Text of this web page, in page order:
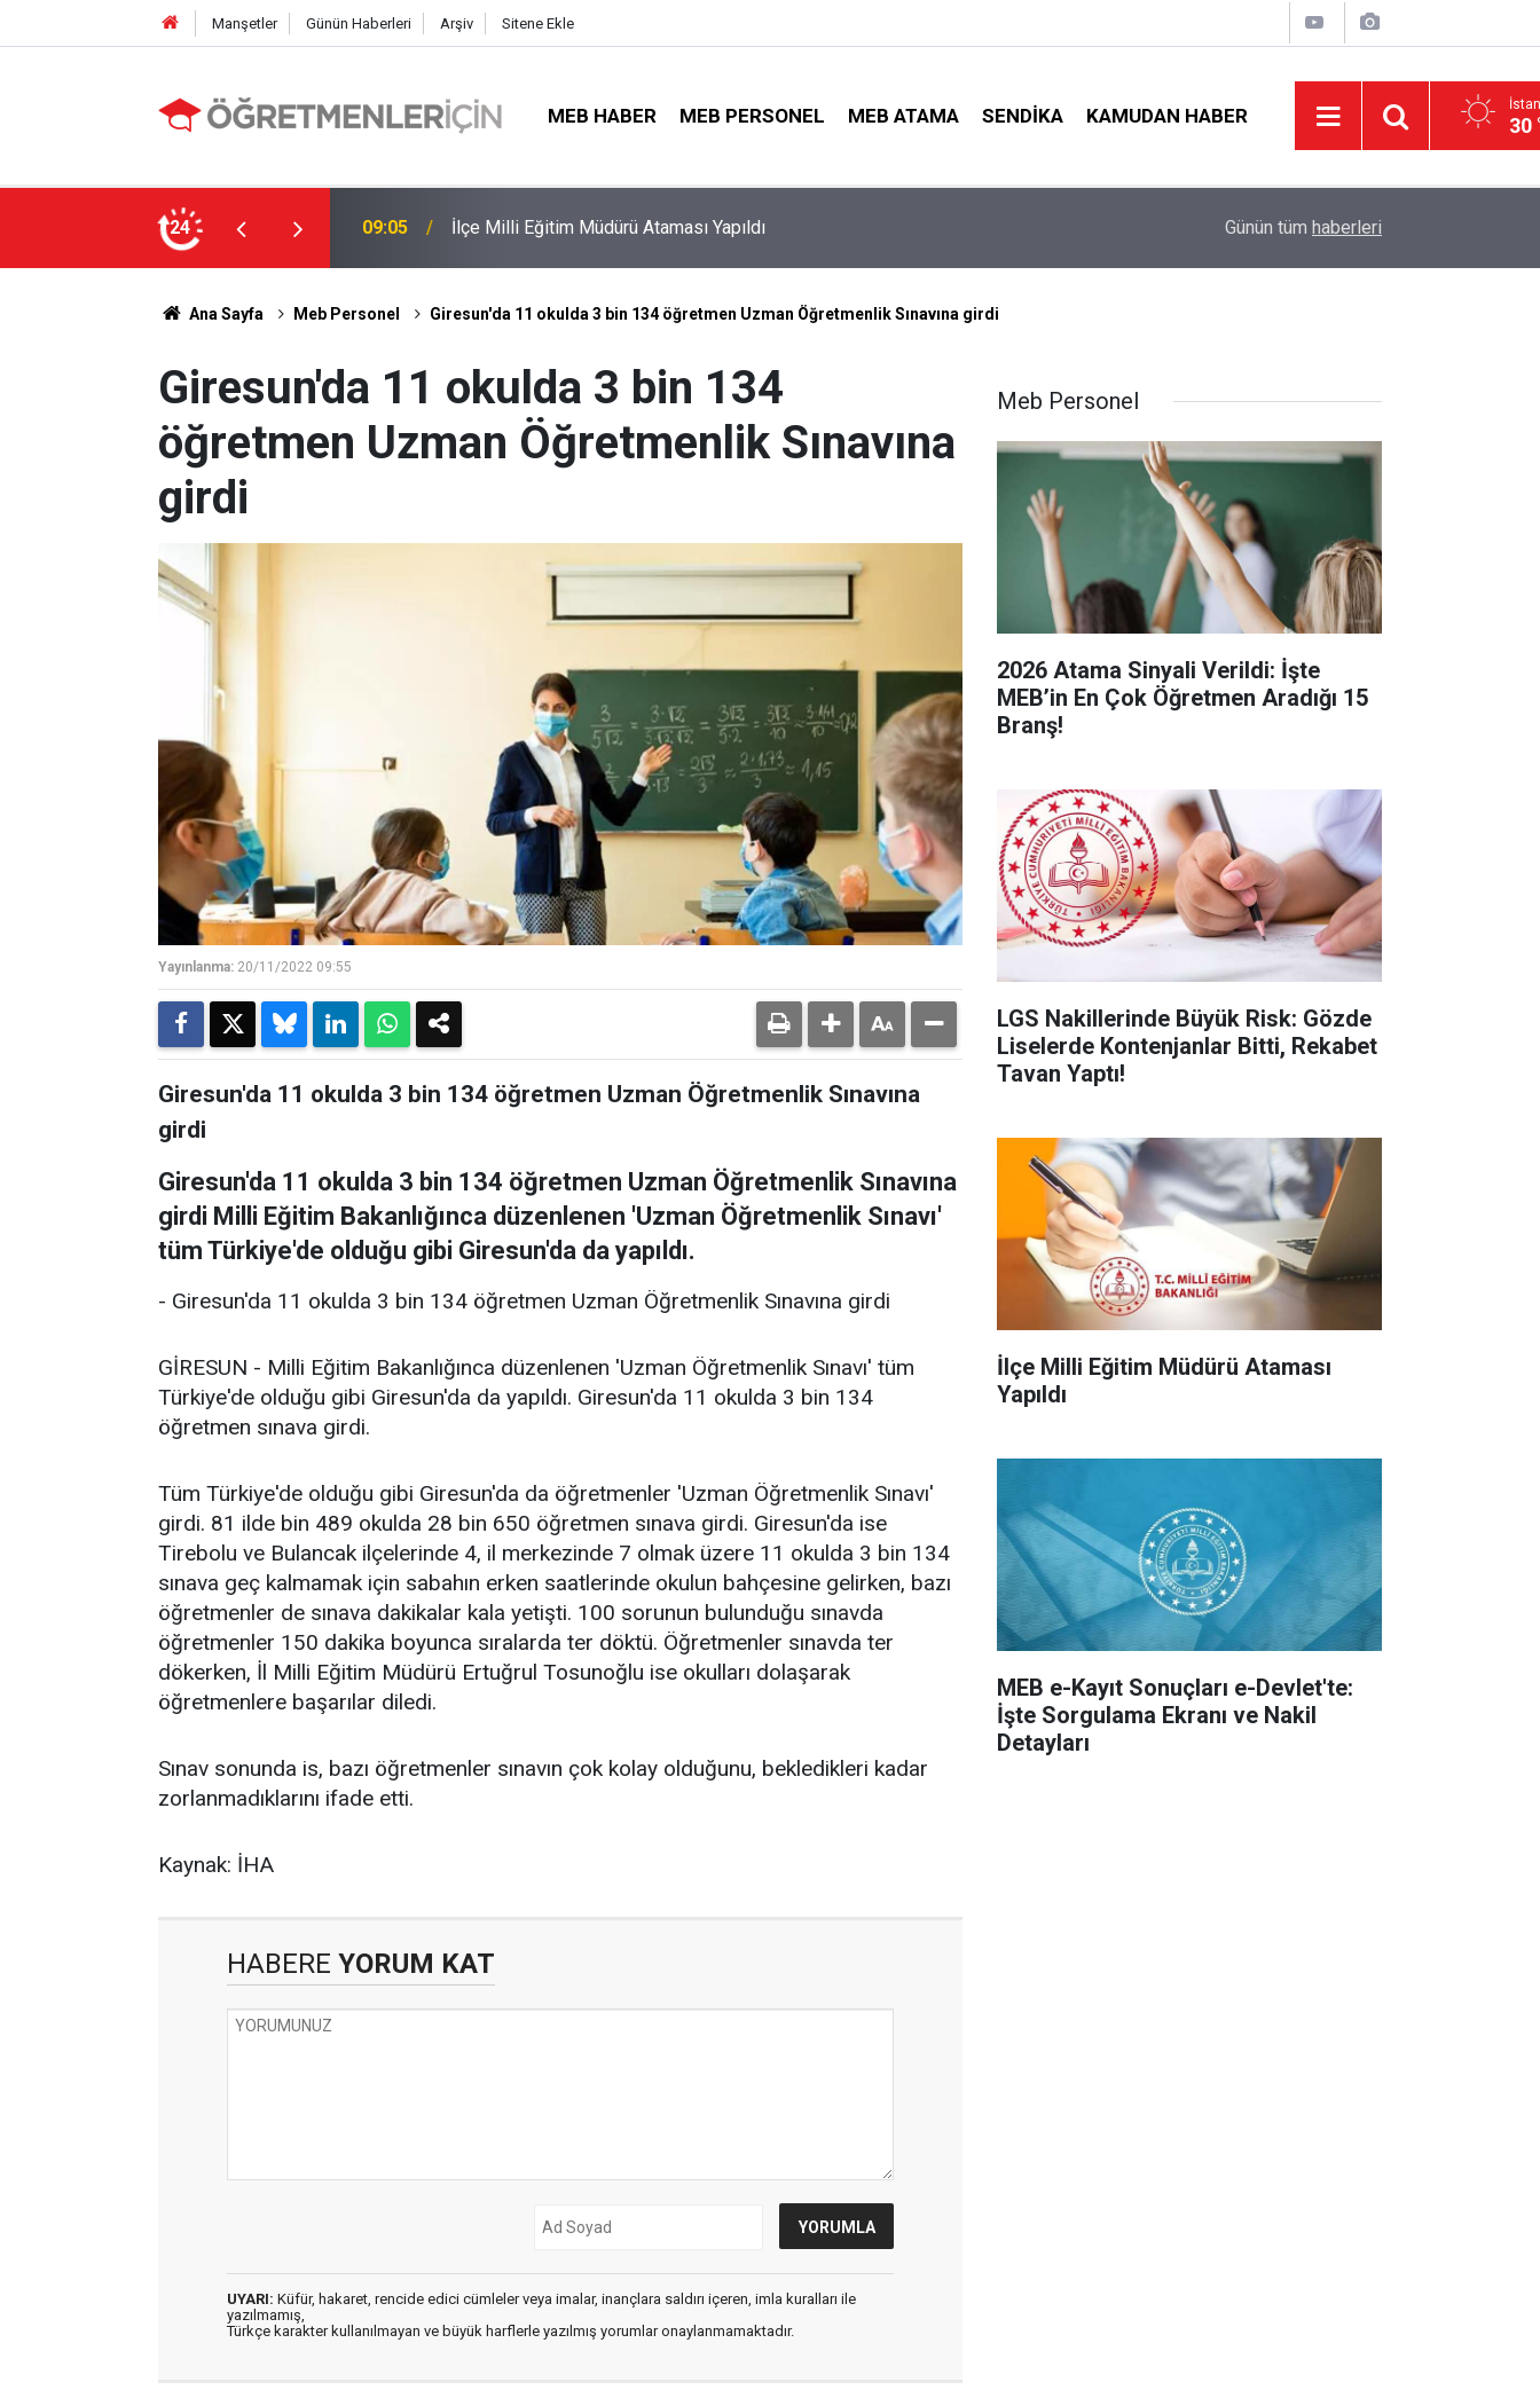
Manşetler Günün Haberleri Arşiv Sitene Ekle
MEB HABER MEB PERSONEL MEB ATAMA SENDIKA KAMUDAN HABER 30
24 19:00 MEB e-Kayıt Sonuçları e-Devlet'te: İşte Sorgulama Ekranı ve Nakil Detayları 4 Branşta Öğretmenleri Norm Fazlası
Günün tüm haberleri
Ana Sayfa Meb Personel Giresun'da 11 okulda 3 bin 134 öğretmen Uzman Öğretmenlik Sınavına girdi
Giresun'da 11 okulda 3 bin 134
öğretmen Uzman Öğretmenlik Sınavına
girdi
Yayınlanma: 20/11/2022 09:55
Giresun'da 11 okulda 3 bin 134 öğretmen Uzman Öğretmenlik Sınavına
girdi
Giresun'da 11 okulda 3 bin 134 öğretmen Uzman Öğretmenlik Sınavına
girdi Milli Eğitim Bakanlığınca düzenlenen 'Uzman Öğretmenlik Sınavı'
tüm Türkiye'de olduğu gibi Giresun'da da yapıldı.
- Giresun'da 11 okulda 3 bin 134 öğretmen Uzman Öğretmenlik Sınavına girdi
GİRESUN - Milli Eğitim Bakanlığınca düzenlenen 'Uzman Öğretmenlik Sınavı' tüm
Türkiye'de olduğu gibi Giresun'da da yapıldı. Giresun'da 11 okulda 3 bin 134
öğretmen sınava girdi.
Tüm Türkiye'de olduğu gibi Giresun'da da öğretmenler 'Uzman Öğretmenlik Sınavı'
girdi. 81 ilde bin 489 okulda 28 bin 650 öğretmen sınava girdi. Giresun'da ise
Tirebolu ve Bulancak ilçelerinde 4, il merkezinde 7 olmak üzere 11 okulda 3 bin 134
sınava geç kalmamak için sabahın erken saatlerinde okulun bahçesine gelirken, bazı
öğretmenler de sınava dakikalar kala yetişti. 100 sorunun bulunduğu sınavda
öğretmenler 150 dakika boyunca sıralarda ter döktü. Öğretmenler sınavda ter
dökerken, İl Milli Eğitim Müdürü Ertuğrul Tosunoğlu ise okulları dolaşarak
öğretmenlere başarılar diledi.
Sınav sonunda is, bazı öğretmenler sınavın çok kolay olduğunu, bekledikleri kadar
zorlanmadıklarını ifade etti.
Kaynak: İHA
HABERE YORUM KAT
UYARI: Küfür, hakaret, rencide edici cümleler veya imalar, inançlara saldırı içeren, imla kuralları ile
yazılmamış,
Türkçe karakter kullanılmayan ve büyük harflerle yazılmış yorumlar onaylanmamaktadır.
Meb Personel
2026 Atama Sinyali Verildi: İşte
MEB’in En Çok Öğretmen Aradığı 15
Branş!
LGS Nakillerinde Büyük Risk: Gözde
Liselerde Kontenjanlar Bitti, Rekabet
Tavan Yaptı!
İlçe Milli Eğitim Müdürü Ataması
Yapıldı
MEB e-Kayıt Sonuçları e-Devlet'te:
İşte Sorgulama Ekranı ve Nakil
Detayları